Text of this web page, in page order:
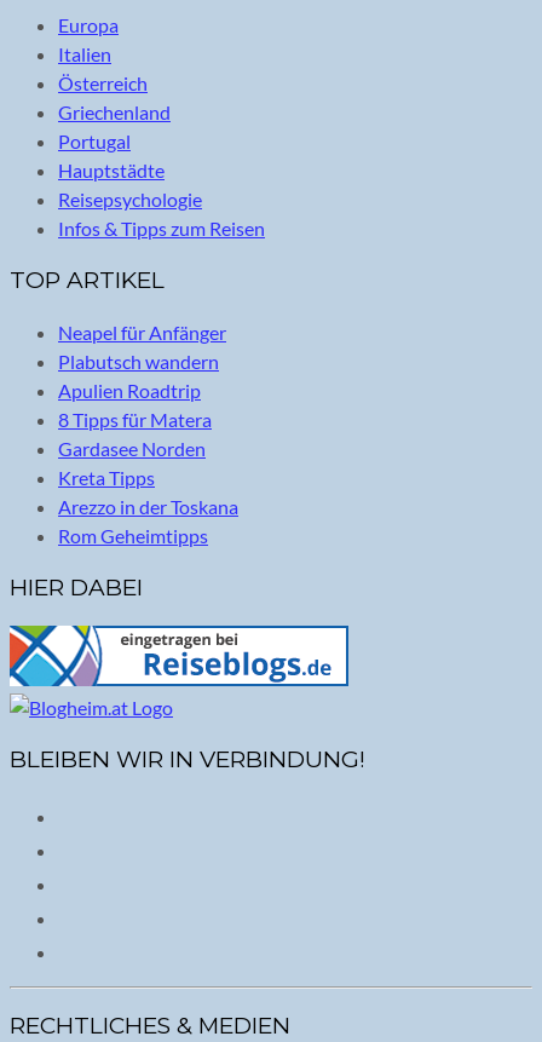
Europa
Italien
Österreich
Griechenland
Portugal
Hauptstädte
Reisepsychologie
Infos & Tipps zum Reisen
TOP ARTIKEL
Neapel für Anfänger
Plabutsch wandern
Apulien Roadtrip
8 Tipps für Matera
Gardasee Norden
Kreta Tipps
Arezzo in der Toskana
Rom Geheimtipps
HIER DABEI
BLEIBEN WIR IN VERBINDUNG!
RECHTLICHES & MEDIEN